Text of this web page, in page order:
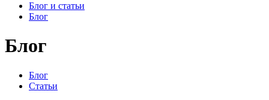
Блог и статьи
Блог
Блог
Блог
Статьи